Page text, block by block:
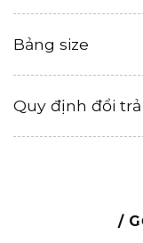
Bảng size
Quy định đổi trả
/